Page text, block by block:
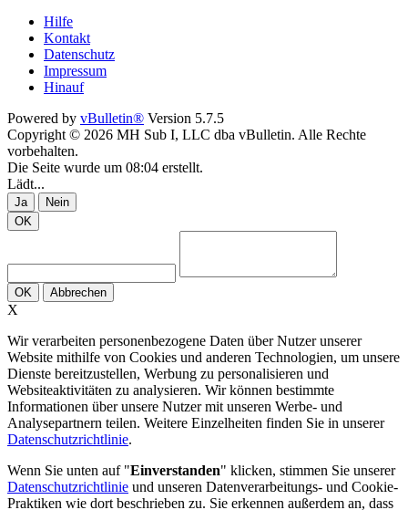
Hilfe
Kontakt
Datenschutz
Impressum
Hinauf
Powered by vBulletin® Version 5.7.5
Copyright © 2026 MH Sub I, LLC dba vBulletin. Alle Rechte
vorbehalten.
Die Seite wurde um 08:04 erstellt.
Lädt...
Ja
Nein
OK
OK Abbrechen
X
Wir verarbeiten personenbezogene Daten über Nutzer unserer
Website mithilfe von Cookies und anderen Technologien, um unsere
Dienste bereitzustellen, Werbung zu personalisieren und
Websiteaktivitäten zu analysieren. Wir können bestimmte
Informationen über unsere Nutzer mit unseren Werbe- und
Analysepartnern teilen. Weitere Einzelheiten finden Sie in unserer
Datenschutzrichtlinie.
Wenn Sie unten auf "Einverstanden" klicken, stimmen Sie unserer
Datenschutzrichtlinie und unseren Datenverarbeitungs- und Cookie-
Praktiken wie dort beschrieben zu. Sie erkennen außerdem an, dass